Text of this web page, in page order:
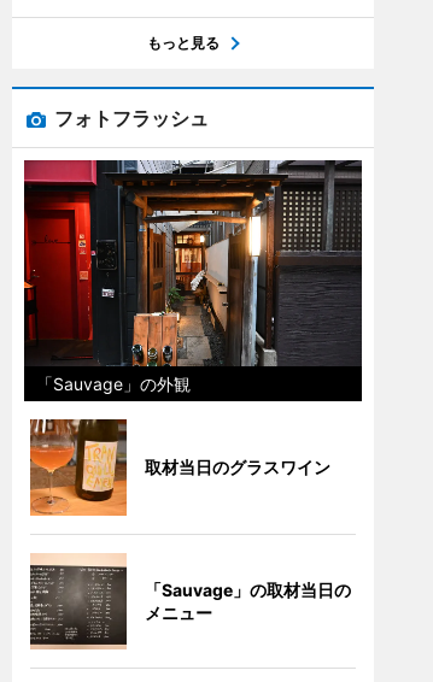
もっと見る
フォトフラッシュ
「Sauvage」の外観
取材当日のグラスワイン
「Sauvage」の取材当日の
メニュー